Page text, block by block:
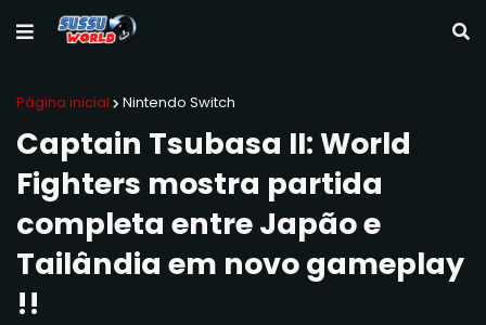
Página inicial Nintendo Switch
Captain Tsubasa II: World
Fighters mostra partida
completa entre Japão e
Tailândia em novo gameplay
!!